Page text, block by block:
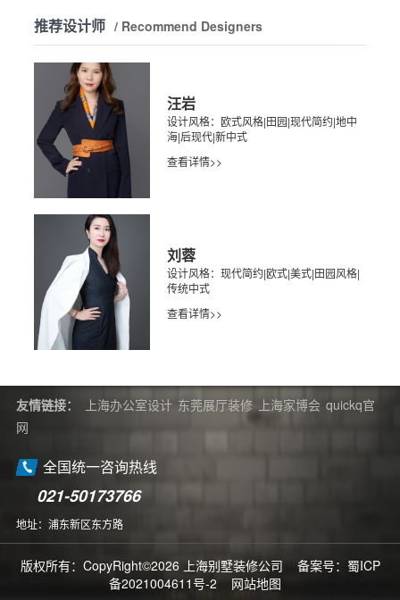
推荐设计师 / Recommend Designers
汪岩
设计风格：欧式风格|田园|现代简约|地中
海|后现代|新中式
查看详情>>
刘蓉
设计风格：现代简约|欧式|美式|田园风格|
传统中式
查看详情>>
友情链接： 上海办公室设计 东莞展厅装修 上海家博会 quickq官
网
全国统一咨询热线
021-50173766
地址：浦东新区东方路
版权所有：CopyRight©2026 上海别墅装修公司 备案号： 蜀ICP
备2021004611号-2
网站地图